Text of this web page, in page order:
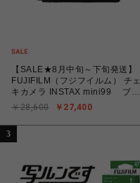
【SALE★8月中旬～下旬発送】
FUJIFILM（フジフイルム） チェ
キカメラ INSTAX mini99 ブラ
ック
￥27,400
￥28,600
3